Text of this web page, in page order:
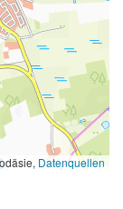
Datenquellen